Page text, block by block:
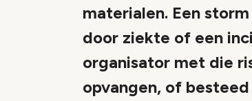
materialen. Een
door ziekte of een
organisator met die
opvangen, of